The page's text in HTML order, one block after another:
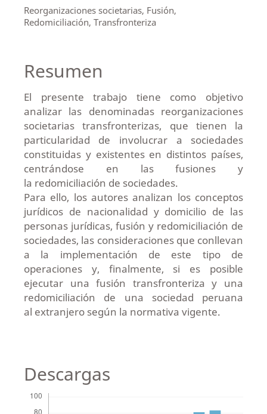
Reorganizaciones societarias, Fusión,
Redomiciliación, Transfronteriza
Resumen
El presente trabajo tiene como objetivo
analizar las denominadas reorganizaciones
societarias transfronterizas, que tienen la
particularidad de involucrar a sociedades
constituidas y existentes en distintos países,
centrándose en las fusiones y
la redomiciliación de sociedades.
Para ello, los autores analizan los conceptos
jurídicos de nacionalidad y domicilio de las
personas jurídicas, fusión y redomiciliación de
sociedades, las consideraciones que conllevan
a la implementación de este tipo de
operaciones y, finalmente, si es posible
ejecutar una fusión transfronteriza y una
redomiciliación de una sociedad peruana
al extranjero según la normativa vigente.
Descargas